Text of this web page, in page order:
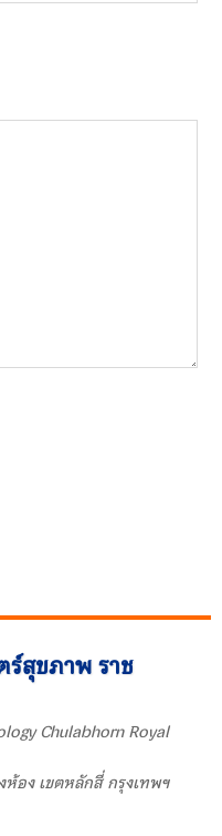
สุขภาพ ราช
Chulabhorn Royal
อง เขตหลักสี่ กรุงเทพฯ